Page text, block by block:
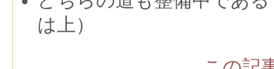
は上）